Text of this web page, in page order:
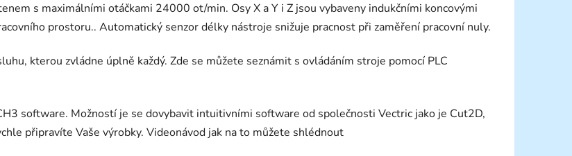
s maximálními otáčkami 24000 ot/min. Osy X a Y i Z jsou vybaveny indukčními koncovými
prostoru.. Automatický senzor délky nástroje snižuje pracnost při zaměření pracovní nuly.
kterou zvládne úplně každý. Zde se můžete seznámit s ovládáním stroje pomocí PLC
software. Možností je se dovybavit intuitivními software od společnosti Vectric jako je Cut2D,
připravíte Vaše výrobky. Videonávod jak na to můžete shlédnout